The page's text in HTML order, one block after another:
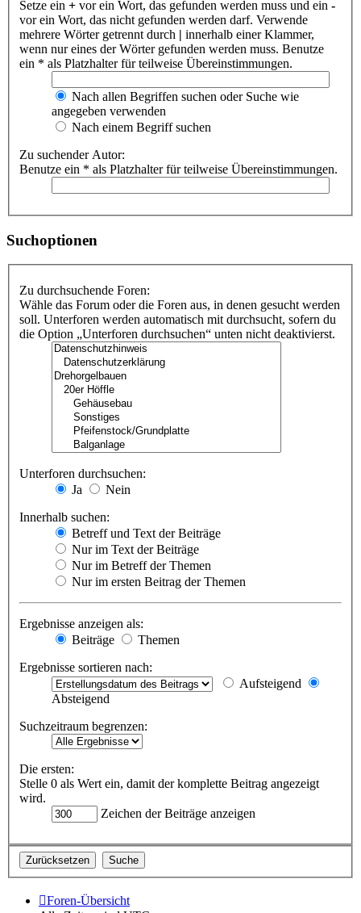
Setze ein + vor ein Wort, das gefunden werden muss und ein -
vor ein Wort, das nicht gefunden werden darf. Verwende
mehrere Wörter getrennt durch | innerhalb einer Klammer,
wenn nur eines der Wörter gefunden werden muss. Benutze
ein * als Platzhalter für teilweise Übereinstimmungen.
Nach allen Begriffen suchen oder Suche wie
angegeben verwenden
Nach einem Begriff suchen
Zu suchender Autor:
Benutze ein * als Platzhalter für teilweise Übereinstimmungen.
Suchoptionen
Zu durchsuchende Foren:
Wähle das Forum oder die Foren aus, in denen gesucht werden
soll. Unterforen werden automatisch mit durchsucht, sofern du
die Option „Unterforen durchsuchen“ unten nicht deaktivierst.
Unterforen durchsuchen:
Ja
Nein
Innerhalb suchen:
Betreff und Text der Beiträge
Nur im Text der Beiträge
Nur im Betreff der Themen
Nur im ersten Beitrag der Themen
Ergebnisse anzeigen als:
Beiträge
Themen
Ergebnisse sortieren nach:
Aufsteigend
Absteigend
Suchzeitraum begrenzen:
Die ersten:
Stelle 0 als Wert ein, damit der komplette Beitrag angezeigt
wird.
Zeichen der Beiträge anzeigen
Foren-Übersicht